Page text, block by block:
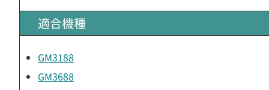
適合機種
GM3188
GM3688